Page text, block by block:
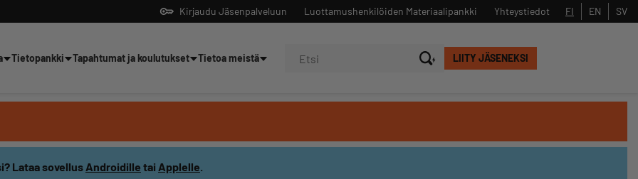
Kirjaudu Jäsenpalveluun Yhteystiedot
Luottamushenkilöiden Materiaalipankki FI EN SV
LIITY JÄSENEKSI
Tietopankki Tapahtumat ja koulutukset Tietoa meistä
Lataa sovellus Androidille tai Applelle.
Sulje
tekoälyltä